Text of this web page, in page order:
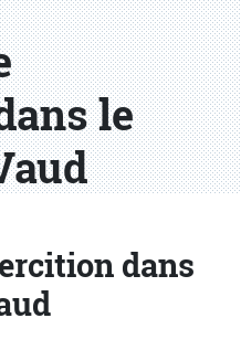
le
dans